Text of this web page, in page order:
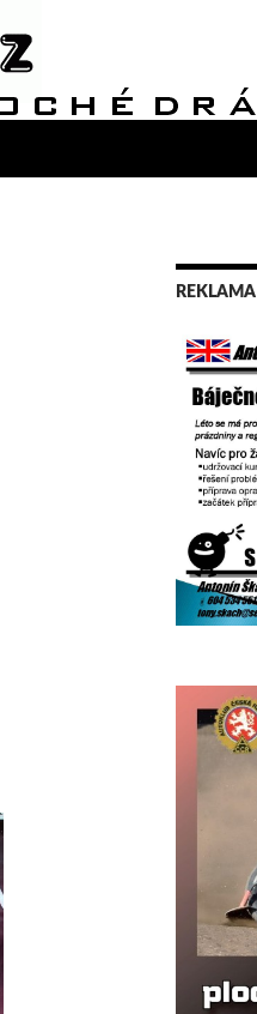
REKLAMA